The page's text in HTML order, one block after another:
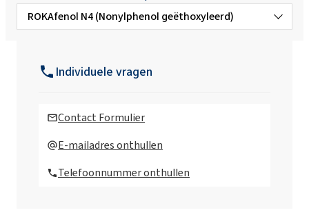
ROKAfenol N4 (Nonylphenol geëthoxyleerd)
ROKAfenol N14 (Nonylphenol
Individuele vragen
Contact Formulier
E-mailadres onthullen
Telefoonnummer onthullen